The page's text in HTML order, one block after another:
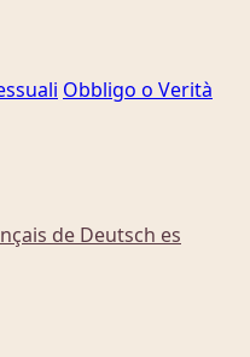
Obbligo o Verità
de Deutsch es